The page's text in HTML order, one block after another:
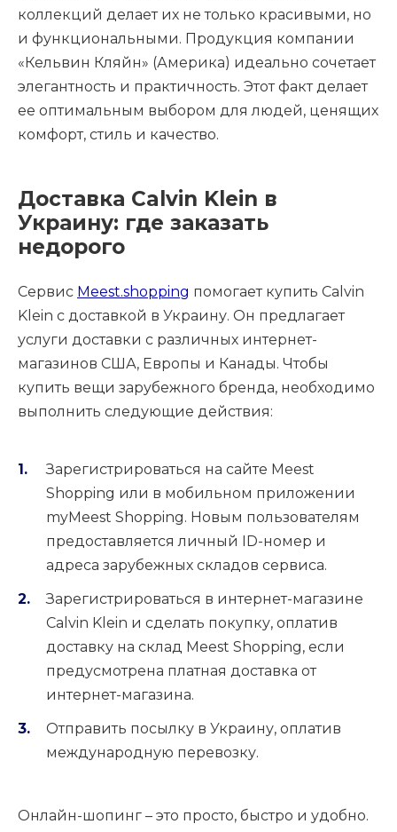
коллекций делает их не только красивыми, но
и функциональными. Продукция компании
«Кельвин Кляйн» (Америка) идеально сочетает
элегантность и практичность. Этот факт делает
ее оптимальным выбором для людей, ценящих
комфорт, стиль и качество.
Доставка Calvin Klein в
Украину: где заказать
недорого
Сервис Meest.shopping помогает купить Calvin
Klein с доставкой в Украину. Он предлагает
услуги доставки с различных интернет-
магазинов США, Европы и Канады. Чтобы
купить вещи зарубежного бренда, необходимо
выполнить следующие действия:
Зарегистрироваться на сайте Meest
Shopping или в мобильном приложении
myMeest Shopping. Новым пользователям
предоставляется личный ID-номер и
адреса зарубежных складов сервиса.
Зарегистрироваться в интернет-магазине
Calvin Klein и сделать покупку, оплатив
доставку на склад Meest Shopping, если
предусмотрена платная доставка от
интернет-магазина.
Отправить посылку в Украину, оплатив
международную перевозку.
Онлайн-шопинг – это просто, быстро и удобно.